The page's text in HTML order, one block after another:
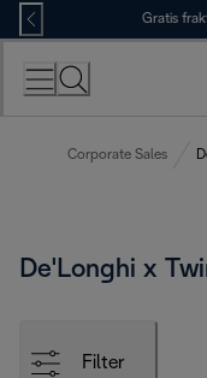
Skip
to
Content
Gratis
Corporate Sales
De'Longhi x
Filter